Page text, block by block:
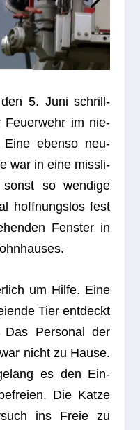
den 5. Juni schrill­
Feu­er­wehr im nie­
Eine ebenso neu­
so wen­dige
hoff­nungs­los fest
Fens­ter in
um Hilfe. Eine
Tier ent­deckt